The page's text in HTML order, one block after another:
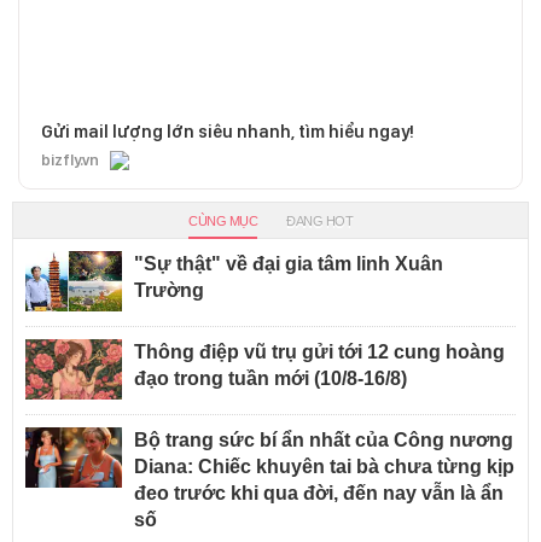
Gửi mail lượng lớn siêu nhanh, tìm hiểu ngay!
bizfly.vn
CÙNG MỤC ĐANG HOT
"Sự thật" về đại gia tâm linh Xuân
Trường
Thông điệp vũ trụ gửi tới 12 cung hoàng
đạo trong tuần mới (10/8-16/8)
Bộ trang sức bí ẩn nhất của Công nương
Diana: Chiếc khuyên tai bà chưa từng kịp
đeo trước khi qua đời, đến nay vẫn là ẩn
số